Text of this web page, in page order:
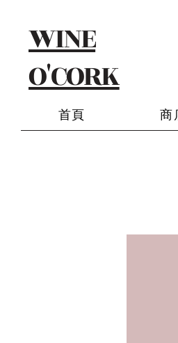
WINE
O'CORK
首頁 商